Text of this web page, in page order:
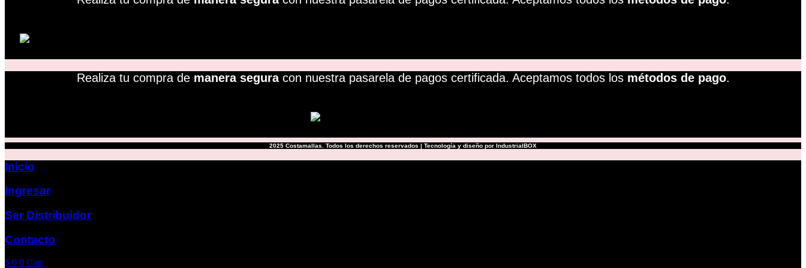
Realiza tu compra de manera seguracon nuestra pasarela de pagos certificada. Aceptamos todos los métodos de pago.
2025 Costamallas. Todos los derechos reservados | Tecnología y diseño por IndustrialBOX
Inicio
Ingresar
Ser Distribuidor
Contacto
$ 0 0 Cart